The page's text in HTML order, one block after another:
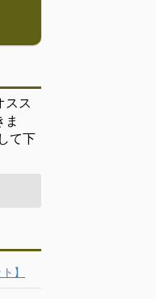
スス
ま
て下
】